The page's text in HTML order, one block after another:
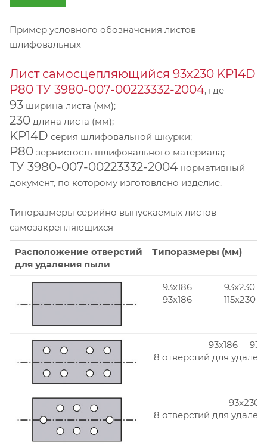
Пример условного обозначения листов
шлифовальных
Лист самосцепляющийся 93х230 KP14D
Р80 ТУ 3980-007-00223332-2004, где
93 ширина листа (мм);
230 длина листа (мм);
KP14D серия шлифовальной шкурки;
Р80 зернистость шлифовального материала;
ТУ 3980-007-00223332-2004 нормативный
документ, по которому изготовлено изделие.
Типоразмеры серийно выпускаемых листов
самозакрепляющихся
Расположение отверстий
для удаления пыли
Типоразмеры (мм)
93x186
93x186
93x230
115x230
93x186
8 отверстий для
93x230
8 отверстий для